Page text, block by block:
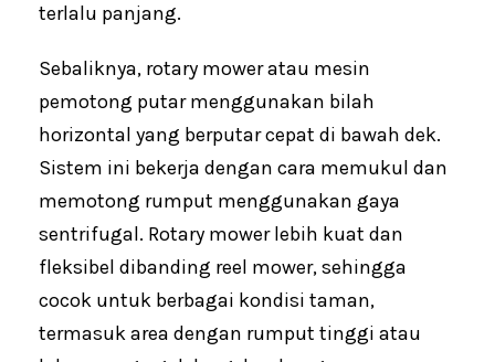
terlalu panjang.
Sebaliknya, rotary mower atau mesin
pemotong putar menggunakan bilah
horizontal yang berputar cepat di bawah dek.
Sistem ini bekerja dengan cara memukul dan
memotong rumput menggunakan gaya
sentrifugal. Rotary mower lebih kuat dan
fleksibel dibanding reel mower, sehingga
cocok untuk berbagai kondisi taman,
termasuk area dengan rumput tinggi atau